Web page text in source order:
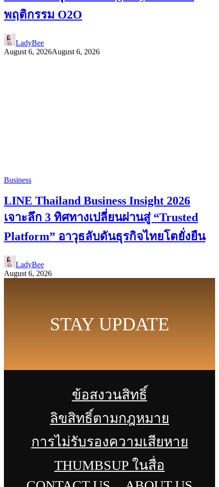
พฤติกรรม O2O
LadyBee
August 6, 2026August 6, 2026
Business
LINE Thailand Business Insight 2026
เจาะลึก 3 ทิศทางเปลี่ยนผ่านสู่ “Trusted
Platform” อาวุธลับดันธุรกิจไทยโตยั่งยืน
LadyBee
August 6, 2026
STAY UPDATE
ข้อสงวนสิทธิ์
ลิขสิทธิ์ตามกฎหมาย
การไม่รับรองความเสียหาย
THUMBSUP ในสื่อ